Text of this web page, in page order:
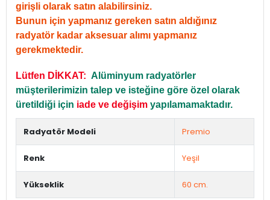
girişli olarak satın alabilirsiniz.
Bunun için yapmanız gereken satın aldığınız
radyatör kadar aksesuar alımı yapmanız
gerekmektedir.
Lütfen DİKKAT: Alüminyum radyatörler
müşterilerimizin talep ve isteğine göre özel olarak
üretildiği için iade ve değişim yapılamamaktadır.
Radyatör Modeli Premio
Renk Yeşil
Yükseklik 60 cm.